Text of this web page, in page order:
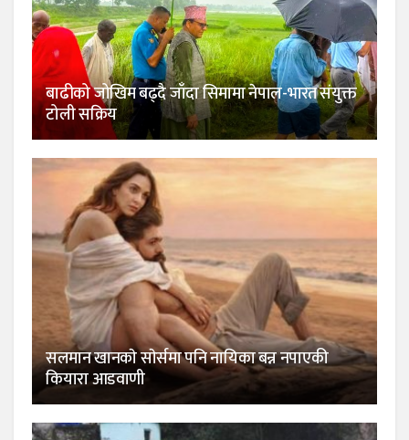
बाढीको जोखिम बढ्दै जाँदा सिमामा नेपाल-भारत संयुक्त
टोली सक्रिय
सलमान खानकाे साेर्समा पनि नायिका बन्न नपाएकी
कियारा आडवाणी